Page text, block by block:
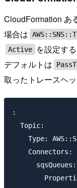
CloudFormation あ
場合は
Active
を設定す
デフォルトは
取ったトレースヘ
:
  Topic:
Type:
    Connectors:
      sqsQueues: